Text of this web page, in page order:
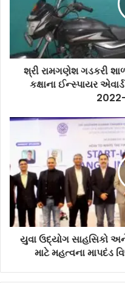
શ્રી રામગણેશ ગડકરી
કક્ષાના ઈન્સ્પાયર
યુવા ઉદ્યોગ સાહસિકો
માટે મહત્વના માપદંડ